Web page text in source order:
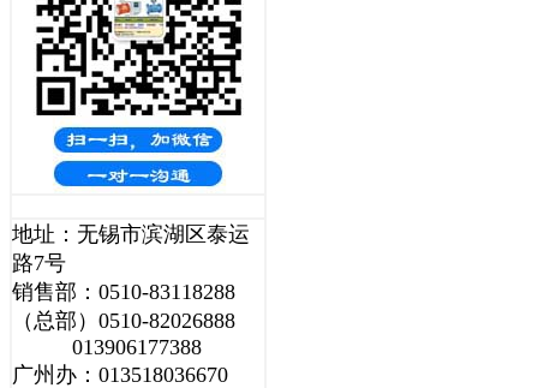
地址：无锡市滨湖区泰运
路7号
销售部：0510-83118288
（总部）0510-82026888
013906177388
广州办：013518036670